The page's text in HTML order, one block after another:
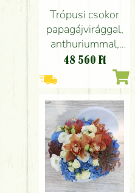
Trópusi csokor
papagájvirággal,
anthuriummal,
liziantusszal
48 560 Ft